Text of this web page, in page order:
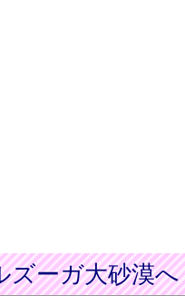
ズーガ大砂漠へ